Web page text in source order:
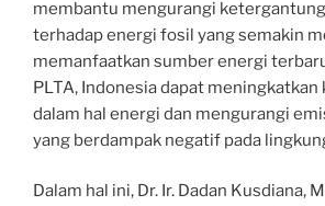
membantu mengurangi
terhadap energi fosil yang semakin
memanfaatkan sumber energi
PLTA, Indonesia dapat
dalam hal energi dan mengurangi
yang berdampak negatif pada
Dalam hal ini, Dr. Ir. Dadan Kusdiana,